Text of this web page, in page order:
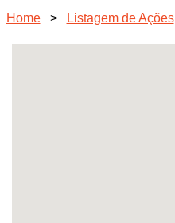
Home > Listagem de Ações